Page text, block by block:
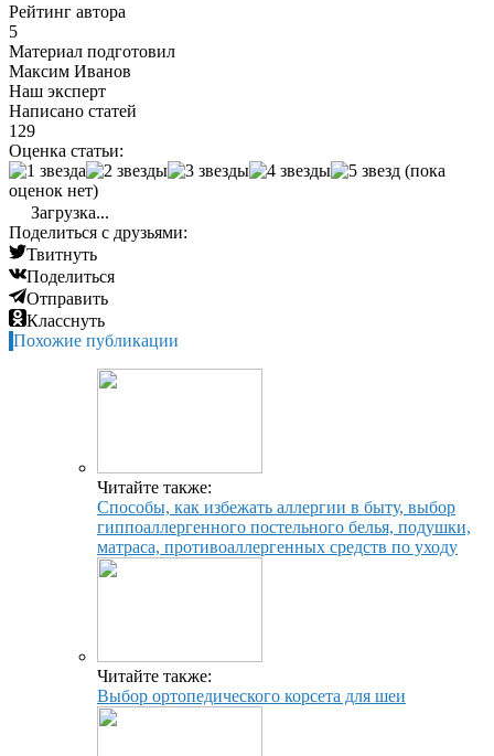
Рейтинг автора
5
Материал подготовил
Максим Иванов
Наш эксперт
Написано статей
129
Оценка статьи:
(пока
оценок нет)
Загрузка...
Поделиться с друзьями:
Твитнуть
Поделиться
Отправить
Класснуть
Похожие публикации
Читайте также:
Способы, как избежать аллергии в быту, выбор
гиппоаллергенного постельного белья, подушки,
матраса, противоаллергенных средств по уходу
Читайте также:
Выбор ортопедического корсета для шеи